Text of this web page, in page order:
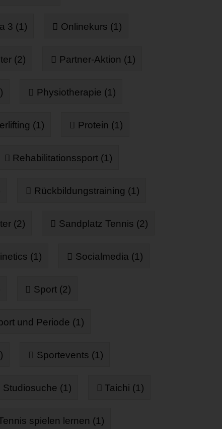
3 (1) Onlinekurs (1)
(2) Partner-Aktion (1)
Physiotherapie (1)
(1) Protein (1)
Rehabilitationssport (1)
Rückbildungstraining (1)
(2) Sandplatz Tennis (2)
(1) Socialmedia (1)
Sport (2)
und Periode (1)
Sportevents (1)
Studiosuche (1) Taichi (1)
spielen lernen (1)